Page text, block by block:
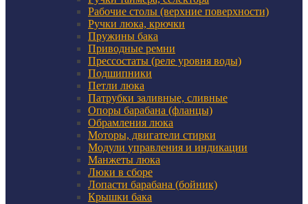
Рабочие столы (верхние поверхности)
Ручки люка, крючки
Пружины бака
Приводные ремни
Прессостаты (реле уровня воды)
Подшипники
Петли люка
Патрубки заливные, сливные
Опоры барабана (фланцы)
Обрамления люка
Моторы, двигатели стирки
Модули управления и индикации
Манжеты люка
Люки в сборе
Лопасти барабана (бойник)
Крышки бака